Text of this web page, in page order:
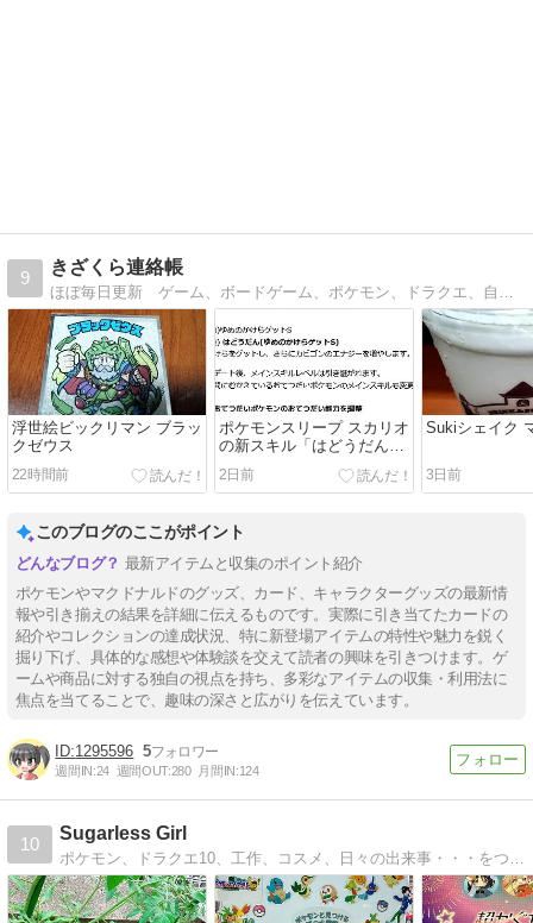
9
きざくら連絡帳
ほぼ毎日更新 ゲーム、ボードゲーム、ポケモン、ドラクエ、自転車など趣味に関するブログです。
浮世絵ビックリマン ブラッ
クゼウス
22時間前
ポケモンスリープ スカリオ
の新スキル「はどうだん」
について
2日前
Sukiシェイク
3日前
このブログのここがポイント
最新アイテムと収集のポイント紹介
ポケモンやマクドナルドのグッズ、カード、キャラクターグッズの最新情
報や引き揃えの結果を詳細に伝えるものです。実際に引き当てたカードの
紹介やコレクションの達成状況、特に新登場アイテムの特性や魅力を鋭く
掘り下げ、具体的な感想や体験談を交えて読者の興味を引きつけます。ゲ
ームや商品に対する独自の視点を持ち、多彩なアイテムの収集・利用法に
焦点を当てることで、趣味の深さと広がりを伝えています。
1295596 5
週間IN:24 週間OUT:280 月間IN:124
10
Sugarless Girl
ポケモン、ドラクエ10、工作、コスメ、日々の出来事・・・をつらつら書いてます
【Tips】気になるブログをフォロー。
登録不要。更新を逃さずキャッチ！